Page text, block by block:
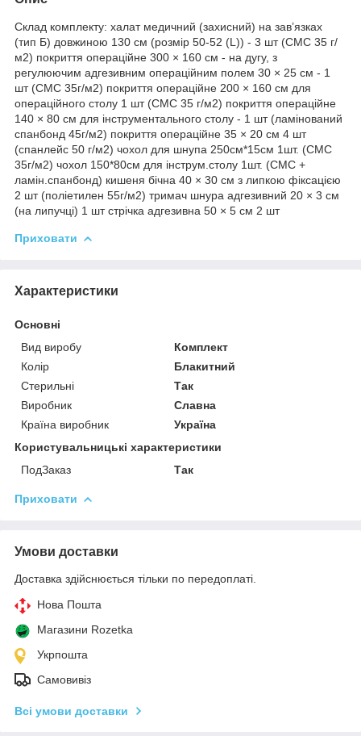
Склад комплекту: халат медичний (захисний) на зав’язках
(тип Б) довжиною 130 см (розмір 50-52 (L)) - 3 шт (СМС 35 г/
м2) покриття операційне 300 × 160 см - на дугу, з
регулюючим адгезивним операційним полем 30 × 25 см - 1
шт (СМС 35г/м2) покриття операційне 200 × 160 см для
операційного столу 1 шт (СМС 35 г/м2) покриття операційне
140 × 80 см для інструментального столу - 1 шт (ламінований
спанбонд 45г/м2) покриття операційне 35 × 20 см 4 шт
(спанлейс 50 г/м2) чохол для шнупа 250см*15см 1шт. (СМС
35г/м2) чохол 150*80см для інструм.столу 1шт. (СМС +
ламін.спанбонд) кишеня бічна 40 × 30 см з липкою фіксацією
2 шт (поліетилен 55г/м2) тримач шнура адгезивний 20 × 3 см
(на липучці) 1 шт стрічка адгезивна 50 × 5 см 2 шт
Приховати
Характеристики
Основні
Вид виробу
Комплект
Колір
Блакитний
Стерильні
Так
Виробник
Славна
Країна виробник
Україна
Користувальницькі характеристики
ПодЗаказ
Так
Приховати
Умови доставки
Доставка здійснюється тільки по передоплаті.
Нова Пошта
Магазини Rozetka
Укрпошта
Самовивіз
Всі умови доставки